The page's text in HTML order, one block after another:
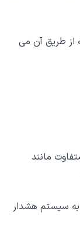
از طریق آن می
مانند
به سیستم هشدار